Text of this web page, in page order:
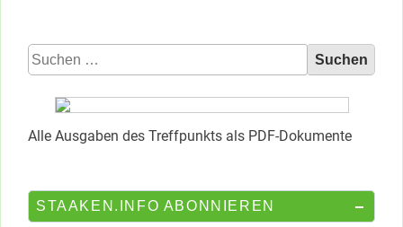
Suchen
nach:
Alle Ausgaben des Treffpunkts als PDF-Dokumente
STAAKEN.INFO ABONNIEREN